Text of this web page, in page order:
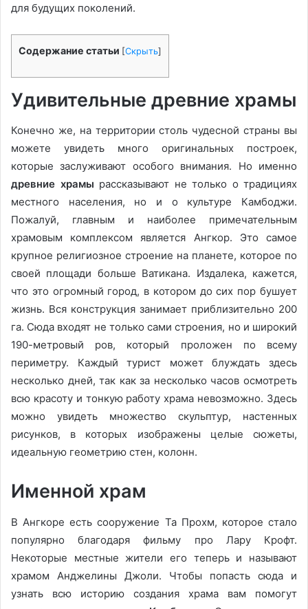
для будущих поколений.
Содержание статьи [Скрыть]
Удивительные древние храмы
Конечно же, на территории столь чудесной страны вы
можете увидеть много оригинальных построек,
которые заслуживают особого внимания. Но именно
древние храмы рассказывают не только о традициях
местного населения, но и о культуре Камбоджи.
Пожалуй, главным и наиболее примечательным
храмовым комплексом является Ангкор. Это самое
крупное религиозное строение на планете, которое по
своей площади больше Ватикана. Издалека, кажется,
что это огромный город, в котором до сих пор бушует
жизнь. Вся конструкция занимает приблизительно 200
га. Сюда входят не только сами строения, но и широкий
190-метровый ров, который проложен по всему
периметру. Каждый турист может блуждать здесь
несколько дней, так как за несколько часов осмотреть
всю красоту и тонкую работу храма невозможно. Здесь
можно увидеть множество скульптур, настенных
рисунков, в которых изображены целые сюжеты,
идеальную геометрию стен, колонн.
Именной храм
В Ангкоре есть сооружение Та Прохм, которое стало
популярно благодаря фильму про Лару Крофт.
Некоторые местные жители его теперь и называют
храмом Анджелины Джоли. Чтобы попасть сюда и
узнать всю историю создания храма вам помогут